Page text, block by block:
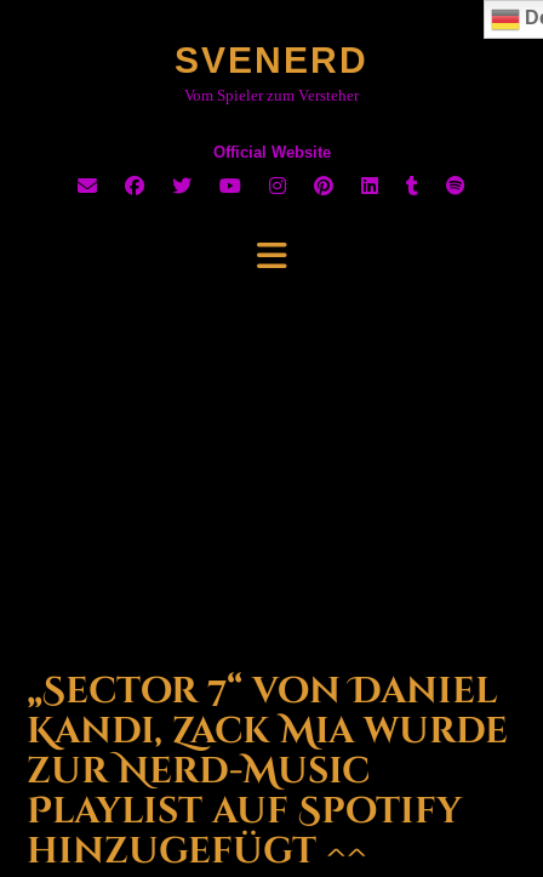
SVENERD
Vom Spieler zum Versteher
Official Website
„Sector 7“ von Daniel
Kandi, Zack Mia wurde
zur Nerd-Music
Playlist auf Spotify
hinzugefügt ^^